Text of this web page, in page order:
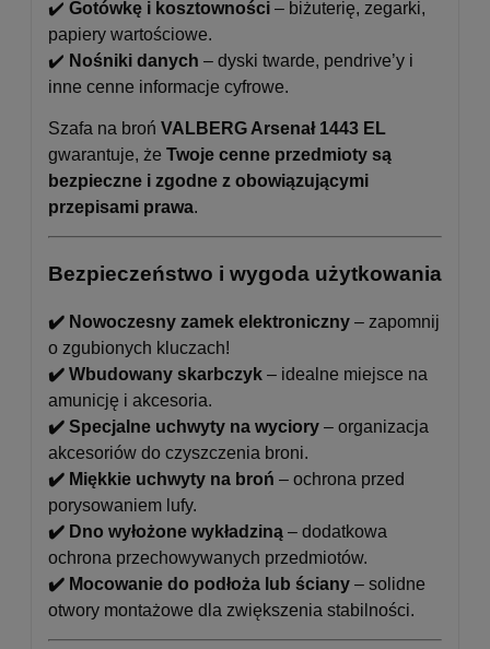
✔️ Gotówkę i kosztowności – biżuterię, zegarki,
papiery wartościowe.
✔️ Nośniki danych – dyski twarde, pendrive’y i
inne cenne informacje cyfrowe.
Szafa na broń VALBERG Arsenał 1443 EL
gwarantuje, że Twoje cenne przedmioty są
bezpieczne i zgodne z obowiązującymi
przepisami prawa.
Bezpieczeństwo i wygoda użytkowania
✔️ Nowoczesny zamek elektroniczny – zapomnij
o zgubionych kluczach!
✔️ Wbudowany skarbczyk – idealne miejsce na
amunicję i akcesoria.
✔️ Specjalne uchwyty na wyciory – organizacja
akcesoriów do czyszczenia broni.
✔️ Miękkie uchwyty na broń – ochrona przed
porysowaniem lufy.
✔️ Dno wyłożone wykładziną – dodatkowa
ochrona przechowywanych przedmiotów.
✔️ Mocowanie do podłoża lub ściany – solidne
otwory montażowe dla zwiększenia stabilności.